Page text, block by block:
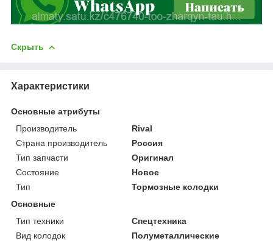
Скрыть
Характеристики
Основные атрибуты
Производитель
Rival
Страна производитель
Россия
Тип запчасти
Оригинал
Состояние
Новое
Тип
Тормозные колодки
Основные
Тип техники
Спецтехника
Вид колодок
Полуметаллические